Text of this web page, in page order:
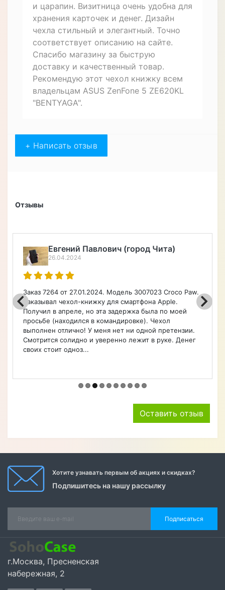
и царапин. Визитница очень удобна для
хранения карточек и денег. Дизайн
чехла стильный и элегантный. Точно
соответствует описанию на сайте.
Спасибо магазину за быструю
доставку и качественный товар.
Рекомендую этот чехол книжку всем
владельцам ASUS ZenFone 5 ZE620KL
"BENTYAGA".
+ Написать отзыв
Отзывы
Алексей Верегин
22.04.2024
Порадовал широкий ассортимент по каталогу на
чехлы, очень быстро оформил заказ. Чехол удобный.
Советую.
Оставить отзыв
Хотите узнавать первым об акциях и скидках?
Подпишитесь на нашу рассылку
Подписаться
г.Москва, Пресненская
набережная, 2